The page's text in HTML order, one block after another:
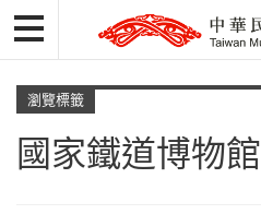
瀏覽標籤
國家鐵道博物館